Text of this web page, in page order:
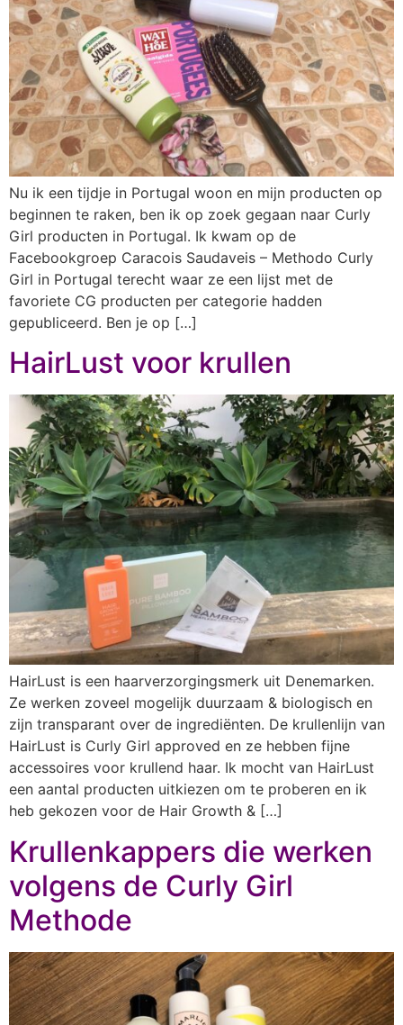
Nu ik een tijdje in Portugal woon en mijn producten op
beginnen te raken, ben ik op zoek gegaan naar Curly
Girl producten in Portugal. Ik kwam op de
Facebookgroep Caracois Saudaveis – Methodo Curly
Girl in Portugal terecht waar ze een lijst met de
favoriete CG producten per categorie hadden
gepubliceerd. Ben je op […]
HairLust voor krullen
HairLust is een haarverzorgingsmerk uit Denemarken.
Ze werken zoveel mogelijk duurzaam & biologisch en
zijn transparant over de ingrediënten. De krullenlijn van
HairLust is Curly Girl approved en ze hebben fijne
accessoires voor krullend haar. Ik mocht van HairLust
een aantal producten uitkiezen om te proberen en ik
heb gekozen voor de Hair Growth & […]
Krullenkappers die werken
volgens de Curly Girl
Methode